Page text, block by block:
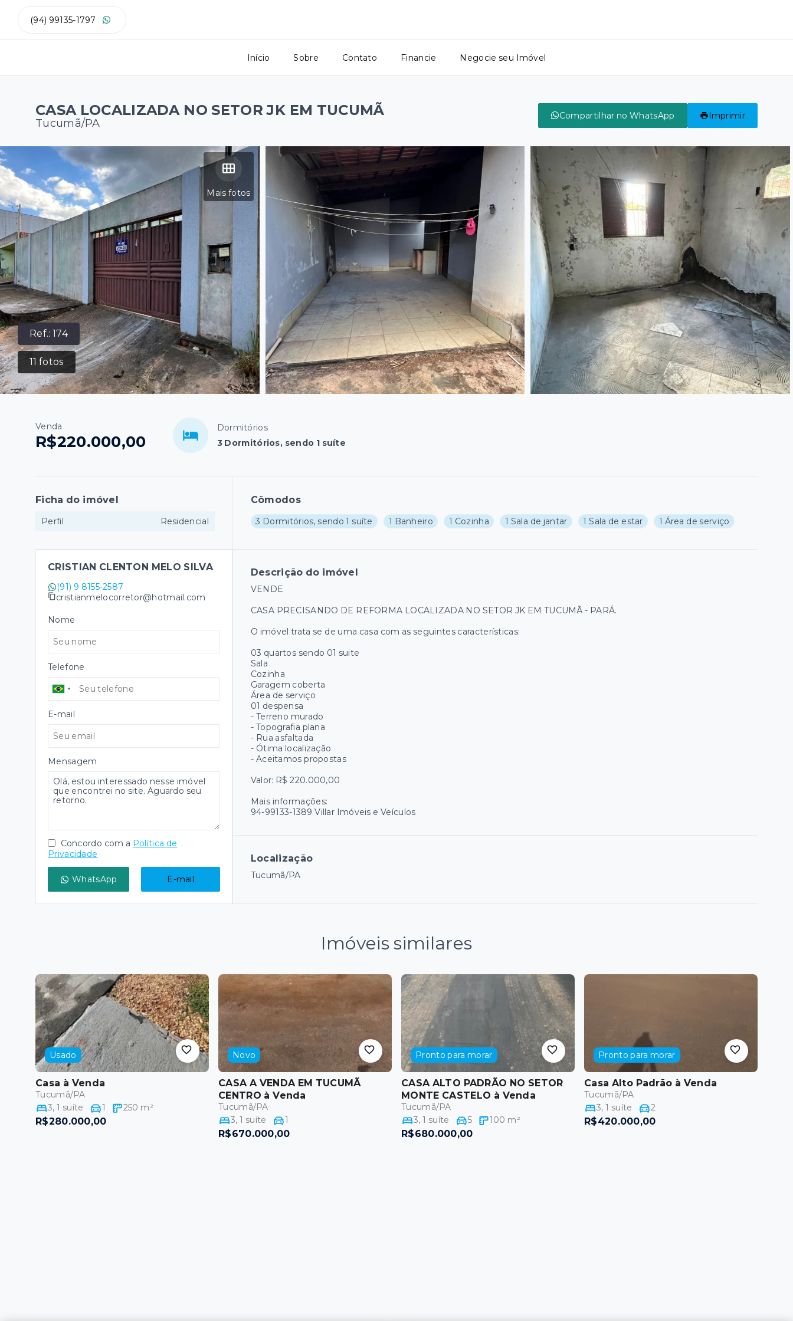
(94) 99135-1797
Início Sobre Contato Financie Negocie seu Imóvel
CASA LOCALIZADA NO SETOR JK EM TUCUMÃ
Tucumã/PA
Compartilhar no WhatsApp Imprimir
Ref.:174
11 fotos
Mais fotos
Venda
R$220.000,00
Dormitórios
3 Dormitórios, sendo 1 suíte
Cômodos
3 Dormitórios, sendo 1 suíte 1 Banheiro 1 Cozinha 1 Sala de jantar 1 Sala de estar 1 Área de serviço
Descrição do imóvel
VENDE
CASA PRECISANDO DE REFORMA LOCALIZADA NO SETOR JK EM TUCUMÃ - PARÁ.
O imóvel trata se de uma casa com as seguintes características:
03 quartos sendo 01 suite
Sala
Cozinha
Garagem coberta
Área de serviço
01 despensa
- ⁠Terreno murado
- ⁠Topografia plana
- ⁠Rua asfaltada
- ⁠Ótima localização
- ⁠Aceitamos propostas
Valor: R$ 220.000,00
Mais informações:
94-99133-1389 Villar Imóveis e Veículos
Localização
Tucumã/PA
Ficha do imóvel
Perfil Residencial
CRISTIAN CLENTON MELO SILVA
(91) 9 8155-2587
cristianmelocorretor@hotmail.com
Nome
Telefone
E-mail
Mensagem
Concordo com a Política de
Privacidade
WhatsApp E-mail
Imóveis similares
Usado
Casa à Venda
Tucumã/PA
3,1 suíte 1 250 m²
R$280.000,00
Novo
CASA A VENDA EM TUCUMÃ
CENTRO à Venda
Tucumã/PA
3,1 suíte 1
R$670.000,00
Pronto para morar
CASA ALTO PADRÃO NO SETOR
MONTE CASTELO à Venda
Tucumã/PA
3,1 suíte 5 100 m²
R$680.000,00
Pronto para morar
Casa Alto Padrão à Venda
Tucumã/PA
3,1 suíte 2
R$420.000,00